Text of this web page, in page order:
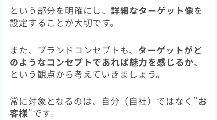
という部分を明確にし、 詳細なターゲット像を
設定することが大切です。
また、ブランドコンセプトも、 ターゲットがど
のようなコンセプトであれば魅力を感じるか、
という観点から考えていきましょう。
常に対象となるのは、自分（自社）ではなく”お
客様”です。